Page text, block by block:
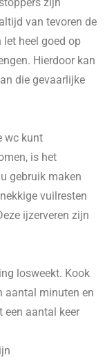
van tevoren de
heel goed op
Hierdoor kan
die gevaarlijke
wc kunt
is het
gebruik maken
vuilresten
ijzerveren zijn
losweekt. Kook
aantal minuten en
een aantal keer